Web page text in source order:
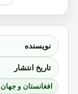
نویسنده
تاریخ انتشار
افغانستان و جهان